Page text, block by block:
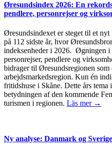
Øresundsindex 2026: En
pendlere, personrejser og
Øresundsindexet er steget til et
på 112 sidste år, hvor
indeksenheder i 2026. Øgningen
personrejser, pendlere og
bidrager til Øresundsregionen som
arbejdsmarkedsregion. Kun én
fritidshuse i Skåne. Dette års tema
betydningen af den kommende
turismen i regionen. Läs mer →
Ny analyse: Danmark og